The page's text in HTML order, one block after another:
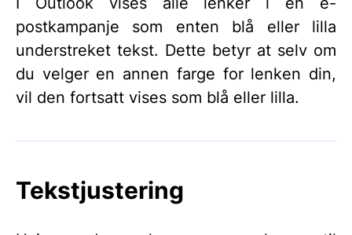
postkampanje som enten blå eller lilla
understreket tekst. Dette betyr at selv om
du velger en annen farge for lenken din,
vil den fortsatt vises som blå eller lilla.
Tekstjustering